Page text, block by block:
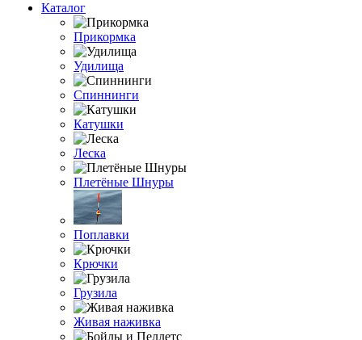
Каталог
Прикормка
Удилища
Спиннинги
Катушки
Леска
Плетёные Шнуры
Поплавки
Крючки
Грузила
Живая наживка